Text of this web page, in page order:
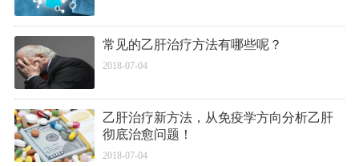
常见的乙肝治疗方法有哪些呢？
2018-07-04
乙肝治疗新方法，从免疫学方向分析乙肝
彻底治愈问题！
2018-07-04